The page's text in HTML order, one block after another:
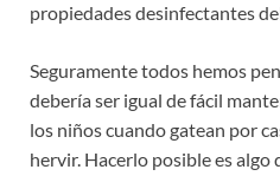
propiedades desinfectantes
Seguramente todos hemos
debería ser igual de fácil
los niños cuando gatean por
hervir. Hacerlo posible es algo